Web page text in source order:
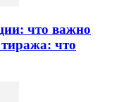
что важно
тиража: что